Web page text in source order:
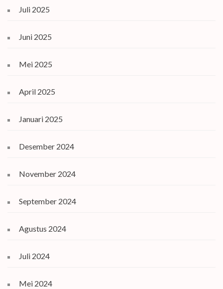
Juli 2025
Juni 2025
Mei 2025
April 2025
Januari 2025
Desember 2024
November 2024
September 2024
Agustus 2024
Juli 2024
Mei 2024